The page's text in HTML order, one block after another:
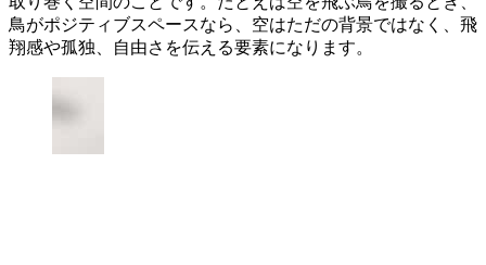
鳥がポジティブスペースなら、空はただの背景ではなく、飛
翔感や孤独、自由さを伝える要素になります。